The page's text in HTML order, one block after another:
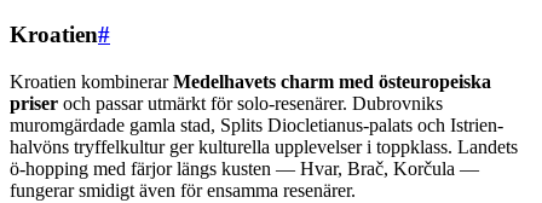
Kroatien#
Kroatien kombinerarMedelhavets charm med östeuropeiska
priser och passar utmärkt för solo-resenärer. Dubrovniks
muromgärdade gamla stad, Splits Diocletianus-palats och Istrien-
halvöns tryffelkultur ger kulturella upplevelser i toppklass. Landets
ö-hopping med färjor längs kusten — Hvar, Brač, Korčula —
fungerar smidigt även för ensamma resenärer.